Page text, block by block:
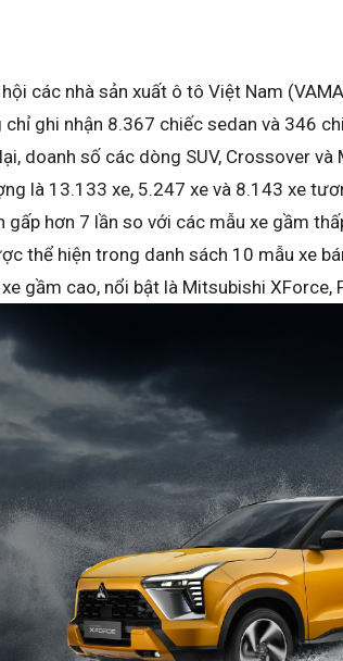
các nhà sản xuất ô tô Việt Nam
ghi nhận 8.367 chiếc sedan và 346
doanh số các dòng SUV, Crossover
là 13.133 xe, 5.247 xe và 8.143 xe
gấp hơn 7 lần so với các mẫu xe gầm
thể hiện trong danh sách 10 mẫu xe
gầm cao, nổi bật là Mitsubishi XForce,